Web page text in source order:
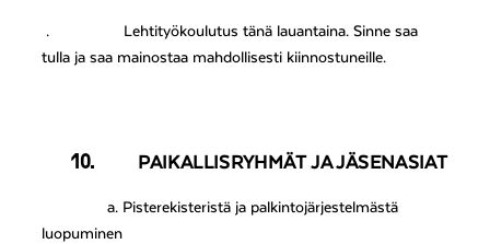
.
Lehtityökoulutus tänä lauantaina. Sinne saa
tulla ja saa mainostaa mahdollisesti kiinnostuneille.
10. PAIKALLISRYHMÄT JA JÄSENASIAT
a. Pisterekisteristä ja palkintojärjestelmästä
luopuminen